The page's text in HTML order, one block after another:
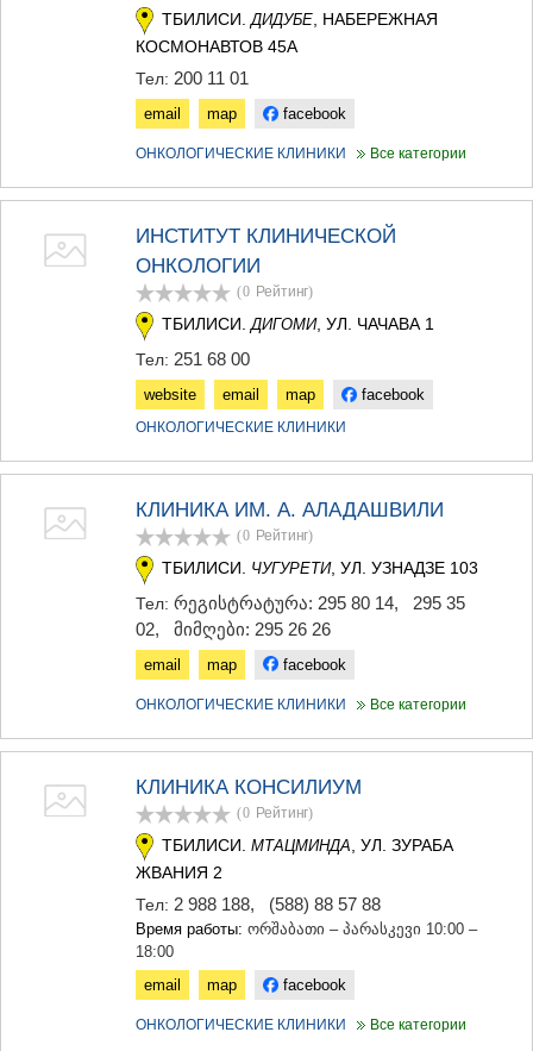
ТБИЛИСИ. ДИДУБЕ , НАБЕРЕЖНАЯ
КОСМОНАВТОВ 45А
Тел: 200 11 01
email map facebook
ОНКОЛОГИЧЕСКИЕ КЛИНИКИ Все категории
ИНСТИТУТ КЛИНИЧЕСКОЙ
ОНКОЛОГИИ
(0 Рейтинг)
ТБИЛИСИ.ДИГОМИ, УЛ. ЧАЧАВА 1
Тел: 251 68 00
website email map facebook
ОНКОЛОГИЧЕСКИЕ КЛИНИКИ
КЛИНИКА ИМ. А. АЛАДАШВИЛИ
(0 Рейтинг)
ТБИЛИСИ. ЧУГУРЕТИ, УЛ. УЗНАДЗЕ 103
Тел: რეგისტრატურა: 295 80 14, 295 35
02, მიმღები: 295 26 26
email map facebook
ОНКОЛОГИЧЕСКИЕ КЛИНИКИ Все категории
КЛИНИКА КОНСИЛИУМ
(0 Рейтинг)
ТБИЛИСИ. МТАЦМИНДА , УЛ. ЗУРАБА
ЖВАНИЯ 2
Тел: 2 988 188, (588) 88 57 88
Время работы: ორშაბათი – პარასკევი 10:00 –
18:00
email
map facebook
ОНКОЛОГИЧЕСКИЕ КЛИНИКИ Все категории